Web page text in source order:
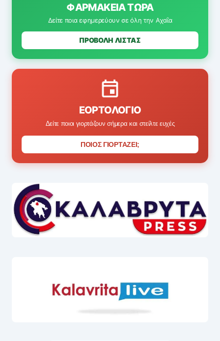
ΦΑΡΜΑΚΕΊΑ ΤΏΡΑ
Δείτε ποια εφημερεύουν σε όλη την Αχαΐα
ΠΡΟΒΟΛΗ ΛΙΣΤΑΣ
ΕΟΡΤΟΛΌΓΙΟ
Δείτε ποιοι γιορτάζουν σήμερα και στείλτε ευχές
ΠΟΙΟΣ ΓΙΟΡΤΑΖΕΙ;